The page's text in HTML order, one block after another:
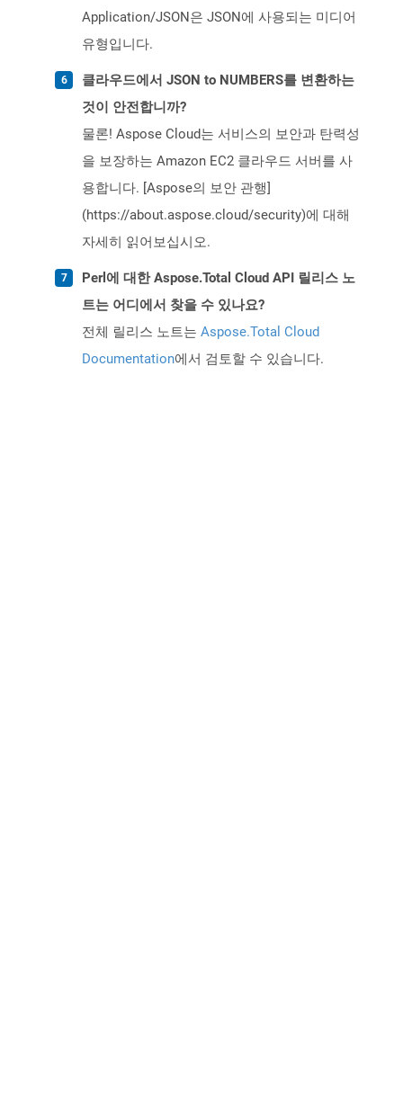
Application/JSON은 JSON에 사용되는 미디어
유형입니다.
클라우드에서 JSON to NUMBERS를 변환하는
것이 안전합니까?
물론! Aspose Cloud는 서비스의 보안과 탄력성
을 보장하는 Amazon EC2 클라우드 서버를 사
용합니다. [Aspose의 보안 관행]
(https://about.aspose.cloud/security)에 대해
자세히 읽어보십시오.
Perl에 대한 Aspose.Total Cloud API 릴리스 노
트는 어디에서 찾을 수 있나요?
전체 릴리스 노트는 Aspose.Total Cloud
Documentation에서 검토할 수 있습니다.